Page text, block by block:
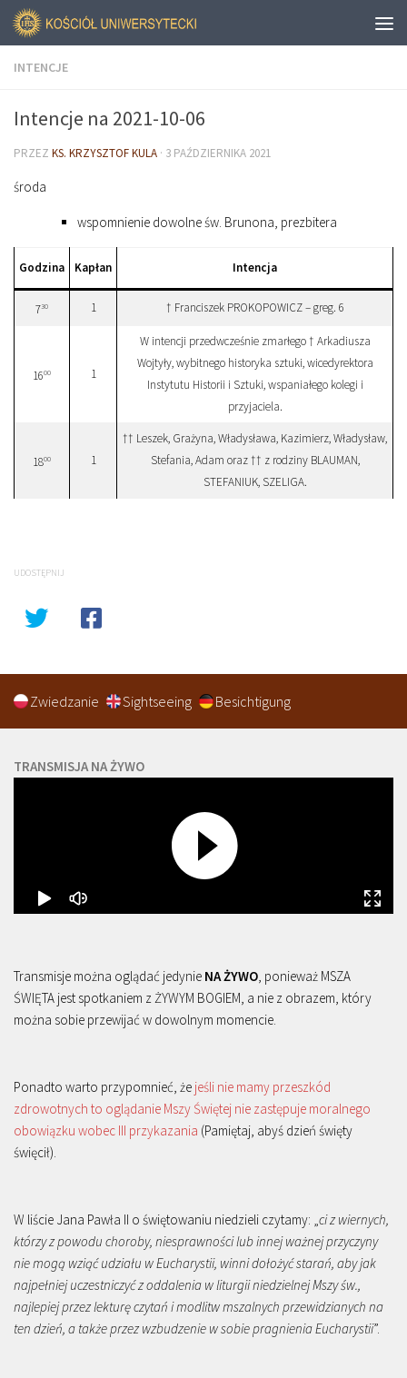
INTENCJE
Intencje na 2021-10-06
PRZEZ KS. KRZYSZTOF KULA · 3 PAŹDZIERNIKA 2021
środa
wspomnienie dowolne św. Brunona, prezbitera
Godzina Kapłan Intencja
730 1 † Franciszek PROKOPOWICZ – greg. 6
1600 1
W intencji przedwcześnie zmarłego † Arkadiusza
Wojtyły, wybitnego historyka sztuki, wicedyrektora
Instytutu Historii i Sztuki, wspaniałego kolegi i
przyjaciela.
1800 1
†† Leszek, Grażyna, Władysława, Kazimierz, Władysław,
Stefania, Adam oraz †† z rodziny BLAUMAN,
STEFANIUK, SZELIGA.
UDOSTĘPNIJ
Zwiedzanie Sightseeing Besichtigung
TRANSMISJA NA ŻYWO
Transmisje można oglądać jedynie NA ŻYWO , ponieważ MSZA
ŚWIĘTA jest spotkaniem z ŻYWYM BOGIEM, a nie z obrazem, który
można sobie przewijać w dowolnym momencie.
Ponadto warto przypomnieć, że jeśli nie mamy przeszkód
zdrowotnych to oglądanie Mszy Świętej nie zastępuje moralnego
obowiązku wobec III przykazania (Pamiętaj, abyś dzień święty
święcił).
W liście Jana Pawła II o świętowaniu niedzieli czytamy: „ ci z wiernych,
którzy z powodu choroby, niesprawności lub innej ważnej przyczyny
nie mogą wziąć udziału w Eucharystii, winni dołożyć starań, aby jak
najpełniej uczestniczyć z oddalenia w liturgii niedzielnej Mszy św.,
najlepiej przez lekturę czytań i modlitw mszalnych przewidzianych na
ten dzień, a także przez wzbudzenie w sobie pragnienia Eucharystii”.